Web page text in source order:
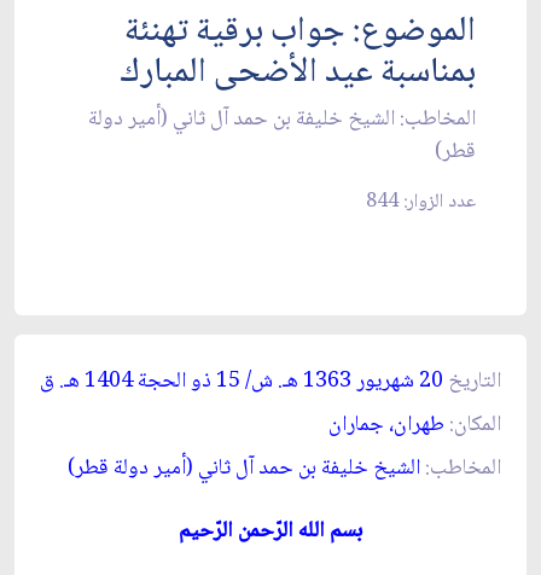
الموضوع: جواب برقية تهنئة
بمناسبة عيد الأضحى المبارك‏
المخاطب: الشيخ خليفة بن حمد آل ثاني (أمير دولة
قطر)
عدد الزوار: 844
التاريخ 20 شهريور 1363 هـ. ش/ 15 ذو الحجة 1404 هـ. ق‏
المكان: طهران، جماران‏
المخاطب:الشيخ خليفة بن حمد آل ثاني (أمير دولة قطر)
بسم الله الرّحمن الرّحيم‏